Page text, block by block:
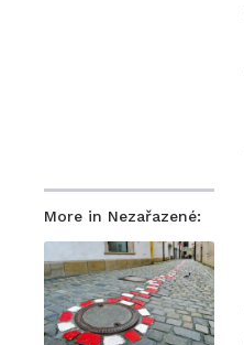
More in Nezařazené: